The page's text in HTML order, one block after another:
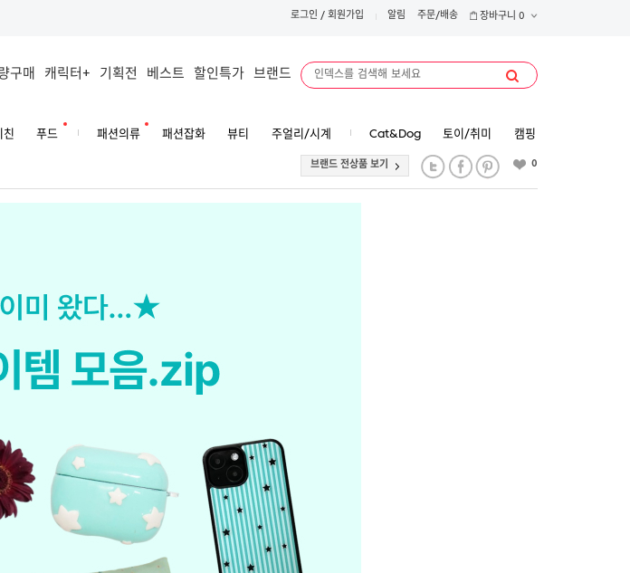
로그인 / 회원가입 알림 주문/배송 장바구니 0
구매 캐릭터+ 기획전 베스트 할인특가 브랜드
친 푸드 패션의류 패션잡화 뷰티 주얼리/시계 Cat&Dog 토이/취미 캠핑
브랜드 전상품 보기 0